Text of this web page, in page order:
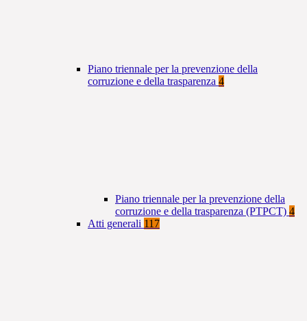
Piano triennale per la prevenzione della
corruzione e della trasparenza 4
Piano triennale per la prevenzione della
corruzione e della trasparenza (PTPCT) 4
Atti generali 117